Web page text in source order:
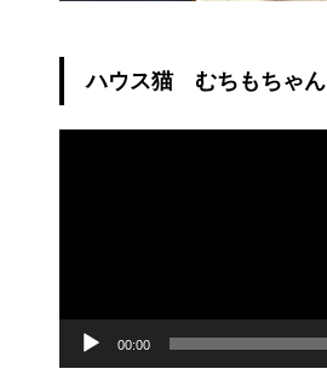
ハウス猫 むちもちゃん
00:00